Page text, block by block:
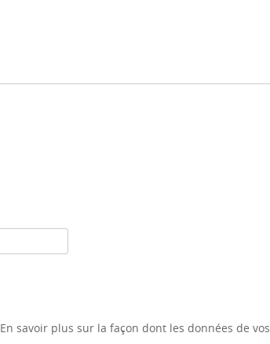
En savoir plus sur la façon dont les données de vos